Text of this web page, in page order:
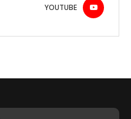
YOUTUBE